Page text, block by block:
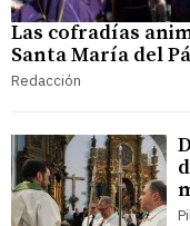
Las cofradías
Santa María del
Redacción